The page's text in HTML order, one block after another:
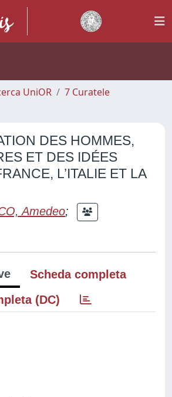
UniOR
7 Curatele
DES HOMMES,
ET DES IDÉES
L’ITALIE ET LA
Amedeo;
Scheda completa
(DC)